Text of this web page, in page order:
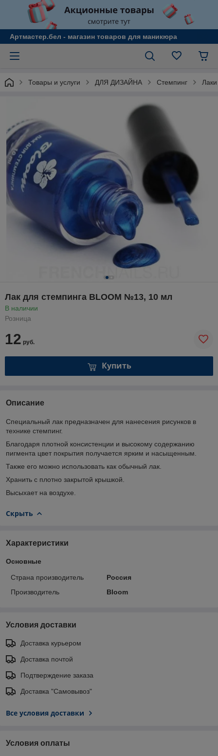
Артмастер.бел - магазин товаров для маникюра
Товары и услуги ДЛЯ ДИЗАЙНА Стемпинг
Лак для стемпинга BLOOM №13, 10 мл
В наличии
Розница
12 руб.
Купить
Описание
Специальный лак предназначен для нанесения рисунков в
технике стемпинг.
Благодаря плотной консистенции и высокому содержанию
пигмента цвет покрытия получается ярким и насыщенным.
Также его можно использовать как обычный лак.
Хранить с плотно закрытой крышкой.
Высыхает на воздухе.
Скрыть
Характеристики
Основные
Страна производитель
Россия
Производитель
Bloom
Условия доставки
Доставка курьером
Доставка почтой
Подтверждение заказа
Доставка "Самовывоз"
Все условия доставки
Условия оплаты